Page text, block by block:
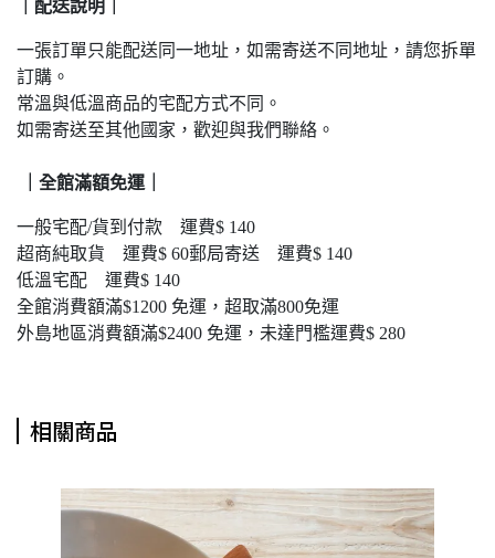
｜配送說明｜
一張訂單只能配送同一地址，如需寄送不同地址，請您拆單
訂購。
常溫與低溫商品的宅配方式不同。
如需寄送至其他國家，歡迎與我們聯絡。
全館滿額免運｜
一般宅配/貨到付款 運費$ 140
超商純取貨 運費$ 60郵局寄送 運費$ 140
低溫宅配 運費$ 140
全館消費額滿$1200 免運，超取滿800免運
外島地區消費額滿$2400 免運，未達門檻運費$ 280
相關商品